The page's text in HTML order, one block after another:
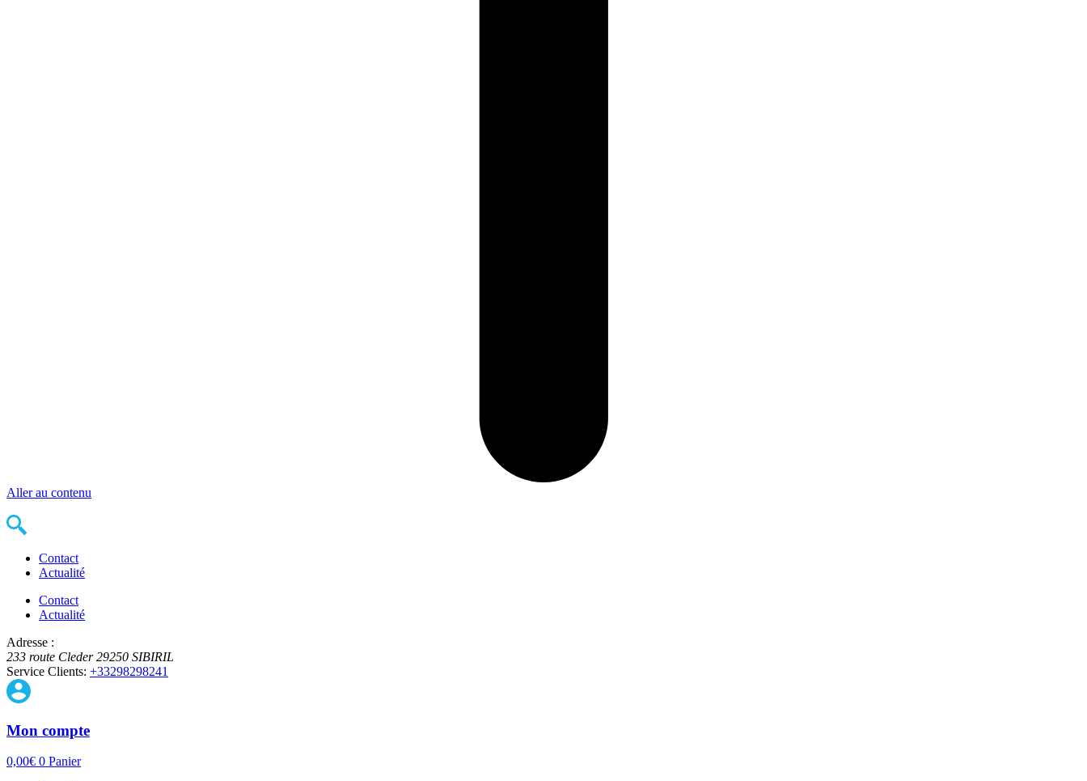
Aller au contenu
Contact
Actualité
Contact
Actualité
Adresse :
233 route Cleder 29250 SIBIRIL
Service Clients: +33298298241
Mon compte
0,00€ 0 Panier